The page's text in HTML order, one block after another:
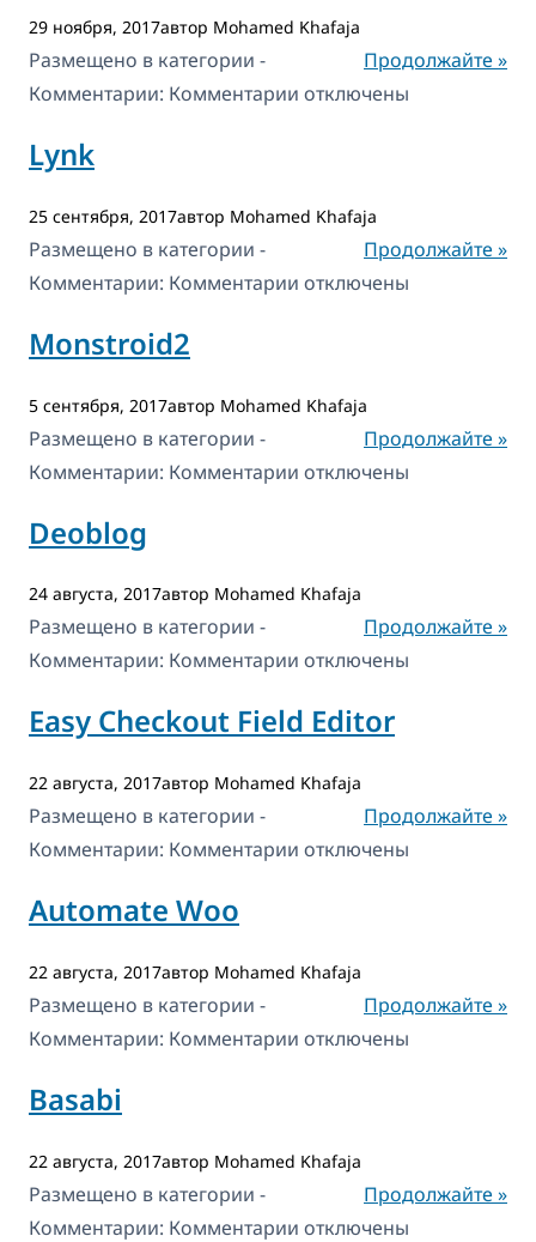
29 ноября, 2017автор Mohamed Khafaja
Продолжайте »
Размещено в категории -
Комментарии: Комментарии котключены
Lynk
25 сентября, 2017автор Mohamed Khafaja
Продолжайте »
Размещено в категории -
Комментарии: Комментарии котключены
Monstroid2
5 сентября, 2017автор Mohamed Khafaja
Продолжайте »
Размещено в категории -
Комментарии: Комментарии котключены
Deoblog
24 августа, 2017автор Mohamed Khafaja
Продолжайте »
Размещено в категории -
Комментарии: Комментарии к
Deoblog
отключены
Easy Checkout Field Editor
22 августа, 2017автор Mohamed Khafaja
Продолжайте »
Размещено в категории -
Комментарии: Комментарии к
Field
отключены
Automate Woo
22 августа, 2017автор Mohamed Khafaja
Продолжайте »
Размещено в категории -
Комментарии: Комментарии котключены
Basabi
22 августа, 2017автор Mohamed Khafaja
Продолжайте »
Размещено в категории -
Комментарии: Комментарии котключены